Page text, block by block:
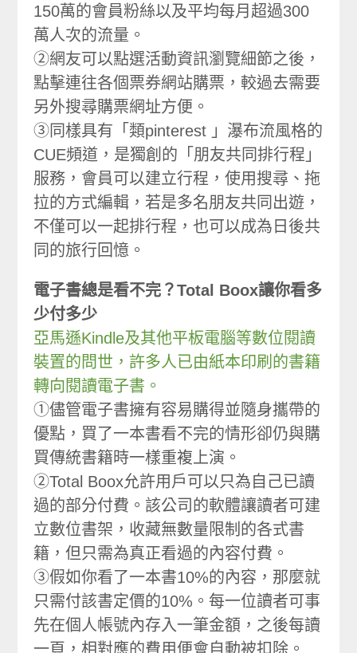
150萬的會員粉絲以及平均每月超過300
萬人次的流量。
②網友可以點選活動資訊瀏覽細節之後，
點擊連往各個票券網站購票，較過去需要
另外搜尋購票網址方便。
③同樣具有「類pinterest 」瀑布流風格的
CUE頻道，是獨創的「朋友共同排行程」
服務，會員可以建立行程，使用搜尋、拖
拉的方式編輯，若是多名朋友共同出遊，
不僅可以一起排行程，也可以成為日後共
同的旅行回憶。
電子書總是看不完？Total Boox讓你看多
少付多少
亞馬遜Kindle及其他平板電腦等數位閱讀
裝置的問世，許多人已由紙本印刷的書籍
轉向閱讀電子書。
①儘管電子書擁有容易購得並隨身攜帶的
優點，買了一本書看不完的情形卻仍與購
買傳統書籍時一樣重複上演。
②Total Boox允許用戶可以只為自己已讀
過的部分付費。該公司的軟體讓讀者可建
立數位書架，收藏無數量限制的各式書
籍，但只需為真正看過的內容付費。
③假如你看了一本書10%的內容，那麼就
只需付該書定價的10%。每一位讀者可事
先在個人帳號內存入一筆金額，之後每讀
一頁，相對應的費用便會自動被扣除。